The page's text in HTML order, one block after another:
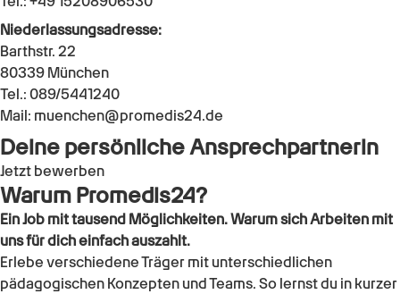
Niederlassungsadresse:
Barthstr. 22
80339 München
Tel.: 089/5441240
Mail: muenchen@promedis24.de
Deine persönliche Ansprechpartnerin
Jetzt bewerben
Warum Promedis24?
Ein Job mit tausend Möglichkeiten. Warum sich Arbeiten mit
uns für dich einfach auszahlt.
Erlebe verschiedene Träger mit unterschiedlichen
pädagogischen Konzepten und Teams. So lernst du in kurzer